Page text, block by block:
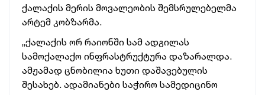
ქალაქის მერის მოვალეობის შემსრულებელმა
არტემ კობზარმა.
„ქალაქის ორ რაიონში სამ ადგილას
სამოქალაქო ინფრასტრუქტურა დაზარალდა.
ამჟამად ცნობილია ხუთი დაშავებულის
შესახებ. ადამიანები საჭირო სამედიცინო